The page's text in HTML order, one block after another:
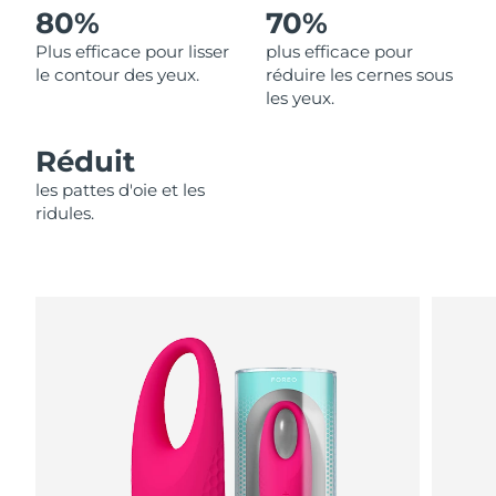
80%
Plus efficace pour lisser
le contour des yeux.
70%
plus efficace pour
réduire les cernes sous
les yeux.
Réduit
les pattes d'oie et les
ridules.
Philippines Livraison estimée8/11/26
Livraison estimée
Portugal
Porto Rico
Livraison estimée
Arabie saoudite Livraison estimée